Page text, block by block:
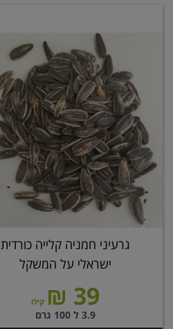
גרעיני חמניה קלייה כורדית
ישראלי על המשקל
39 ₪ קילו
3.9 ל 100 גרם